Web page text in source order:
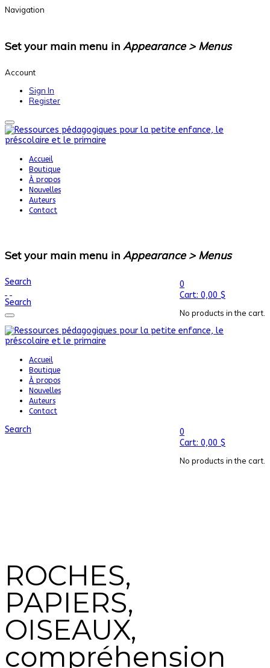
Navigation
Set your main menu in Appearance > Menus
Account
Sign In
Register
Accueil
Boutique
À propos
Nouvelles
Auteurs
Contact
Set your main menu in Appearance > Menus
0
Cart: 0,00 $
No products in the cart.
Search
Search
Accueil
Boutique
À propos
Nouvelles
Auteurs
Contact
0
Cart: 0,00 $
No products in the cart.
Search
ROCHES,
PAPIERS,
OISEAUX,
compréhension